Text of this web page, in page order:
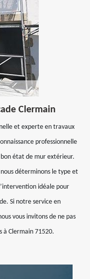
Clermain
et experte en travaux
professionnelle
état de mur extérieur.
déterminons le type et
idéale pour
Si notre service en
vous invitons de ne pas
à Clermain 71520.